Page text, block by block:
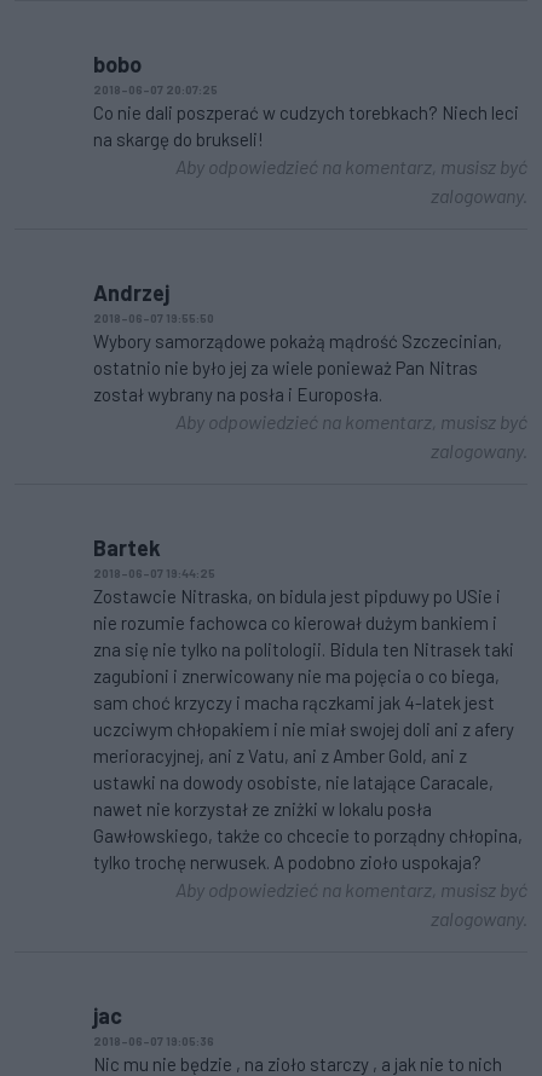
bobo
2018-06-07 20:07:25
Co nie dali poszperać w cudzych torebkach? Niech leci
na skargę do brukseli!
Aby odpowiedzieć na komentarz, musisz być
zalogowany.
Andrzej
2018-06-07 19:55:50
Wybory samorządowe pokażą mądrość Szczecinian,
ostatnio nie było jej za wiele ponieważ Pan Nitras
został wybrany na posła i Europosła.
Aby odpowiedzieć na komentarz, musisz być
zalogowany.
Bartek
2018-06-07 19:44:25
Zostawcie Nitraska, on bidula jest pipduwy po USie i
nie rozumie fachowca co kierował dużym bankiem i
zna się nie tylko na politologii. Bidula ten Nitrasek taki
zagubioni i znerwicowany nie ma pojęcia o co biega,
sam choć krzyczy i macha rączkami jak 4-latek jest
uczciwym chłopakiem i nie miał swojej doli ani z afery
merioracyjnej, ani z Vatu, ani z Amber Gold, ani z
ustawki na dowody osobiste, nie latające Caracale,
nawet nie korzystał ze zniżki w lokalu posła
Gawłowskiego, także co chcecie to porządny chłopina,
tylko trochę nerwusek. A podobno zioło uspokaja?
Aby odpowiedzieć na komentarz, musisz być
zalogowany.
jac
2018-06-07 19:05:36
Nic mu nie będzie , na zioło starczy , a jak nie to nich